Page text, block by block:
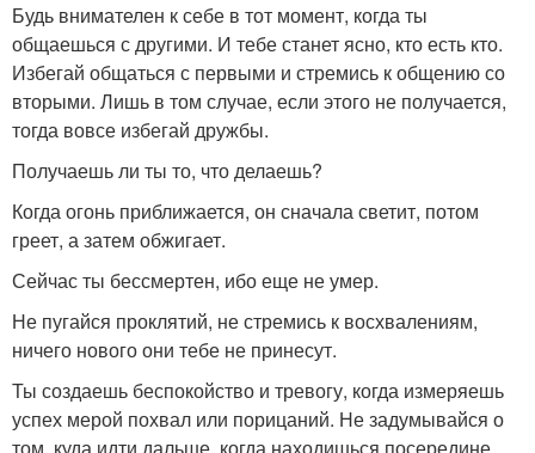
Будь внимателен к себе в тот момент, когда ты
общаешься с другими. И тебе станет ясно, кто есть кто.
Избегай общаться с первыми и стремись к общению со
вторыми. Лишь в том случае, если этого не получается,
тогда вовсе избегай дружбы.
Получаешь ли ты то, что делаешь?
Когда огонь приближается, он сначала светит, потом
греет, а затем обжигает.
Сейчас ты бессмертен, ибо еще не умер.
Не пугайся проклятий, не стремись к восхвалениям,
ничего нового они тебе не принесут.
Ты создаешь беспокойство и тревогу, когда измеряешь
успех мерой похвал или порицаний. Не задумывайся о